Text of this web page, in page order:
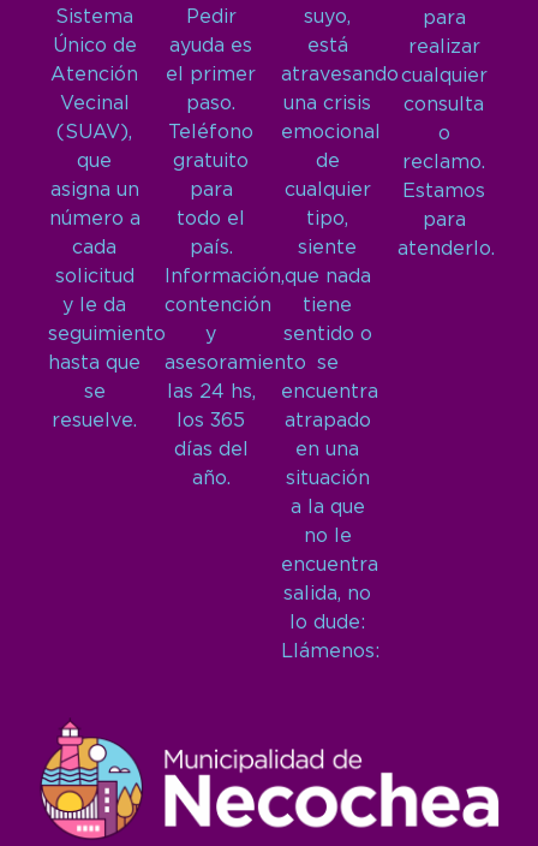
Sistema
Único de
Atención
Vecinal
(SUAV),
que
asigna un
número a
cada
solicitud
y le da
seguimiento
hasta que
se
resuelve.
Pedir
ayuda es
el primer
paso.
Teléfono
gratuito
para
todo el
país.
Información,
contención
y
asesoramiento
las 24 hs,
los 365
días del
año.
suyo,
está
atravesando
una crisis
emocional
de
cualquier
tipo,
siente
que nada
tiene
sentido o
se
encuentra
atrapado
en una
situación
a la que
no le
encuentra
salida, no
lo dude:
Llámenos:
para
realizar
cualquier
consulta
o
reclamo.
Estamos
para
atenderlo.